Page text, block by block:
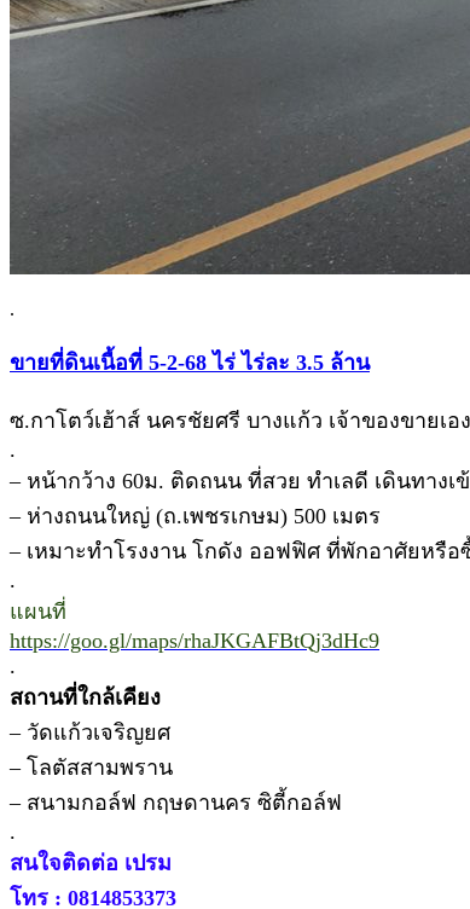
.
ขายที่ดินเนื้อที่ 5-2-68 ไร่ ไร่ละ 3.5 ล้าน
ซ.กาโตว์เฮ้าส์ นครชัยศรี บางแก้ว เจ้าของขายเอง
.
– หน้ากว้าง 60ม. ติดถนน ที่สวย ทำเลดี เดินทางเ
– ห่างถนนใหญ่ (ถ.เพชรเกษม) 500 เมตร
– เหมาะทำโรงงาน โกดัง ออฟฟิศ ที่พักอาศัยหรือ
.
แผนที่
https://goo.gl/maps/rhaJKGAFBtQj3dHc9
.
สถานที่ใกล้เคียง
– วัดแก้วเจริญยศ
– โลตัสสามพราน
– สนามกอล์ฟ กฤษดานคร ซิตี้กอล์ฟ
.
สนใจติดต่อ เปรม
โทร : 0814853373